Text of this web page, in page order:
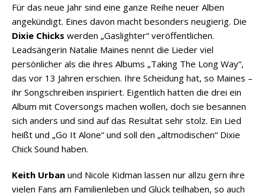
Für das neue Jahr sind eine ganze Reihe neuer Alben
angekündigt. Eines davon macht besonders neugierig. Die
Dixie Chicks werden „Gaslighter“ veröffentlichen.
Leadsängerin Natalie Maines nennt die Lieder viel
persönlicher als die ihres Albums „Taking The Long Way“,
das vor 13 Jahren erschien. Ihre Scheidung hat, so Maines –
ihr Songschreiben inspiriert. Eigentlich hatten die drei ein
Album mit Coversongs machen wollen, doch sie besannen
sich anders und sind auf das Resultat sehr stolz. Ein Lied
heißt und „Go It Alone“ und soll den „altmodischen“ Dixie
Chick Sound haben.
Keith Urban und Nicole Kidman lassen nur allzu gern ihre
vielen Fans am Familienleben und Glück teilhaben, so auch